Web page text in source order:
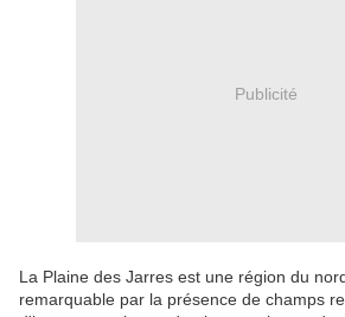
Publicité
La Plaine des Jarres est une région du
remarquable par la présence de champs